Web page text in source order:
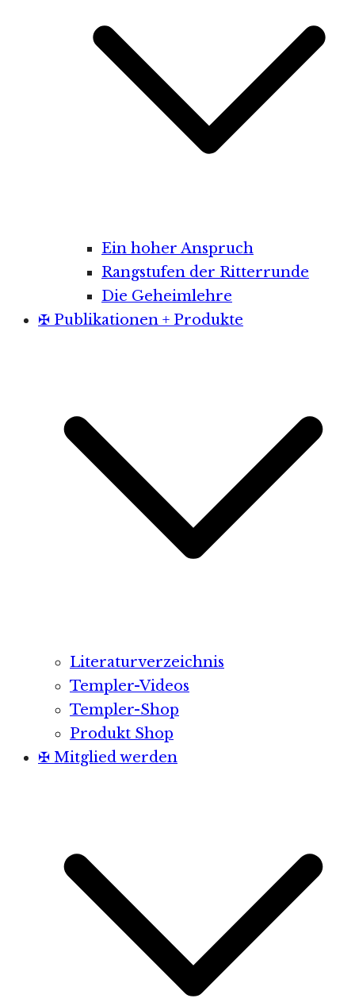
Ein hoher Anspruch
Rangstufen der Ritterrunde
Die Geheimlehre
✠ Publikationen + Produkte
Literaturverzeichnis
Templer-Videos
Templer-Shop
Produkt Shop
✠ Mitglied werden